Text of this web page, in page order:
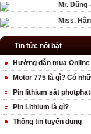
Mr. Dũng
Miss.
Tin tức nổi bật
Hướng dẫn mua
Motor 775 là gì? Có
Pin lithium sắt
Pin Lithium là gì?
Thông tin tuyển dụng